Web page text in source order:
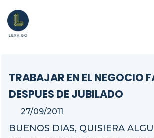
TRABAJAR EN EL NEGOCIO
DESPUES DE JUBILADO
27/09/2011
BUENOS DIAS, QUISIERA